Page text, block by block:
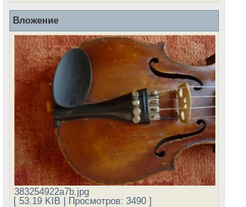
Вложение
383254922a7b.jpg
[ 53.19 KIB | Просмотров: 3490 ]